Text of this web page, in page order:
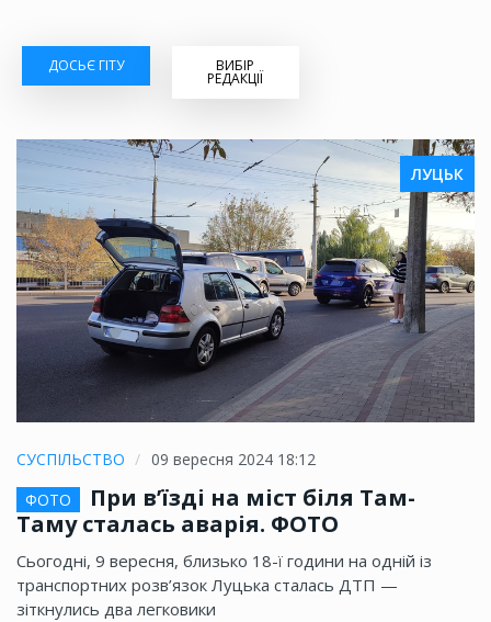
ДОСЬЄ ГІТУ ВИБІР
РЕДАКЦІЇ
ЛУЦЬК
СУСПІЛЬСТВО
09 вересня 2024 18:12
ФОТО
При в’їзді на міст біля Там-
Таму сталась аварія. ФОТО
Сьогодні, 9 вересня, близько 18-ї години на одній із
транспортних розв’язок Луцька сталась ДТП —
зіткнулись два легковики